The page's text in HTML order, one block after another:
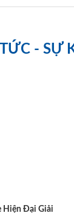
- SỰ
Hiện Đại Giải